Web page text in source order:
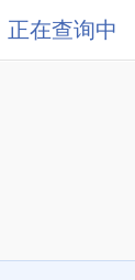
正在查询中